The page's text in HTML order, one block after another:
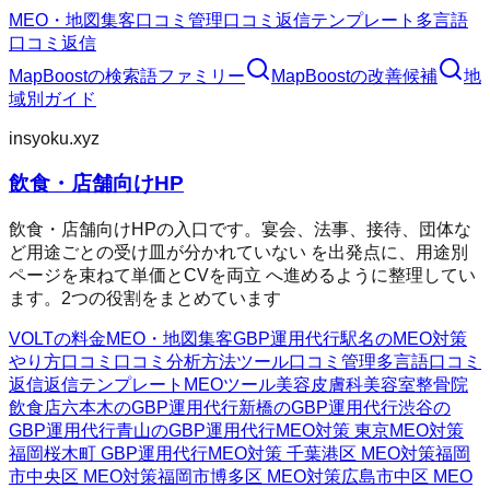
MEO・地図集客口コミ管理口コミ返信テンプレート 多言語
口コミ返信
MapBoostの検索語ファミリー MapBoostの改善候補
地
域別ガイド
insyoku.xyz
飲食・店舗向けHP
飲食・店舗向けHPの入口です。宴会、法事、接待、団体な
ど用途ごとの受け皿が分かれていない を出発点に、用途別
ページを束ねて単価とCVを両立 へ進めるように整理してい
ます。2つの役割をまとめています
VOLTの料金MEO・地図集客GBP運用代行駅名のMEO対策
やり方口コミ 口コミ分析方法ツール口コミ管理多言語口コミ
返信返信テンプレート MEOツール美容皮膚科美容室整骨院
飲食店六本木のGBP運用代行新橋のGBP運用代行渋谷の
GBP運用代行青山のGBP運用代行MEO対策 東京MEO対策
福岡桜木町 GBP運用代行MEO対策 千葉港区 MEO対策福岡
市中央区 MEO対策福岡市博多区 MEO対策広島市中区 MEO